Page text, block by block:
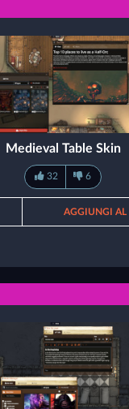
Medieval Table Skin
32 6
AGGIUNGI AL